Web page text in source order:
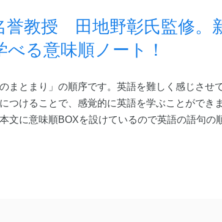
誉教授 田地野彰氏監修。
べる意味順ノート！
まとまり」の順序です。英語を難しく感じさせ
つけることで、感覚的に英語を学ぶことができま
文に意味順BOXを設けているので英語の語句